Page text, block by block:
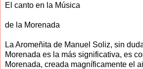
El canto en la Música
de la Morenada
La Aromeñita de Manuel Soliz, sin
Morenada es la más significativa, es
Morenada, creada magníficamente el